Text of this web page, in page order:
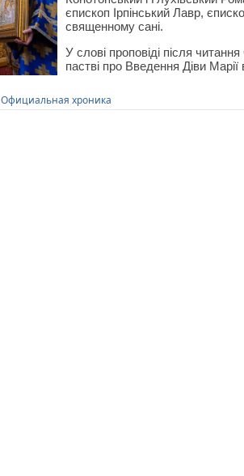
єпископ Ірпінський Лавр,
священному сані.
У слові проповіді після
пастві про Введення Діви
Официальная хроника